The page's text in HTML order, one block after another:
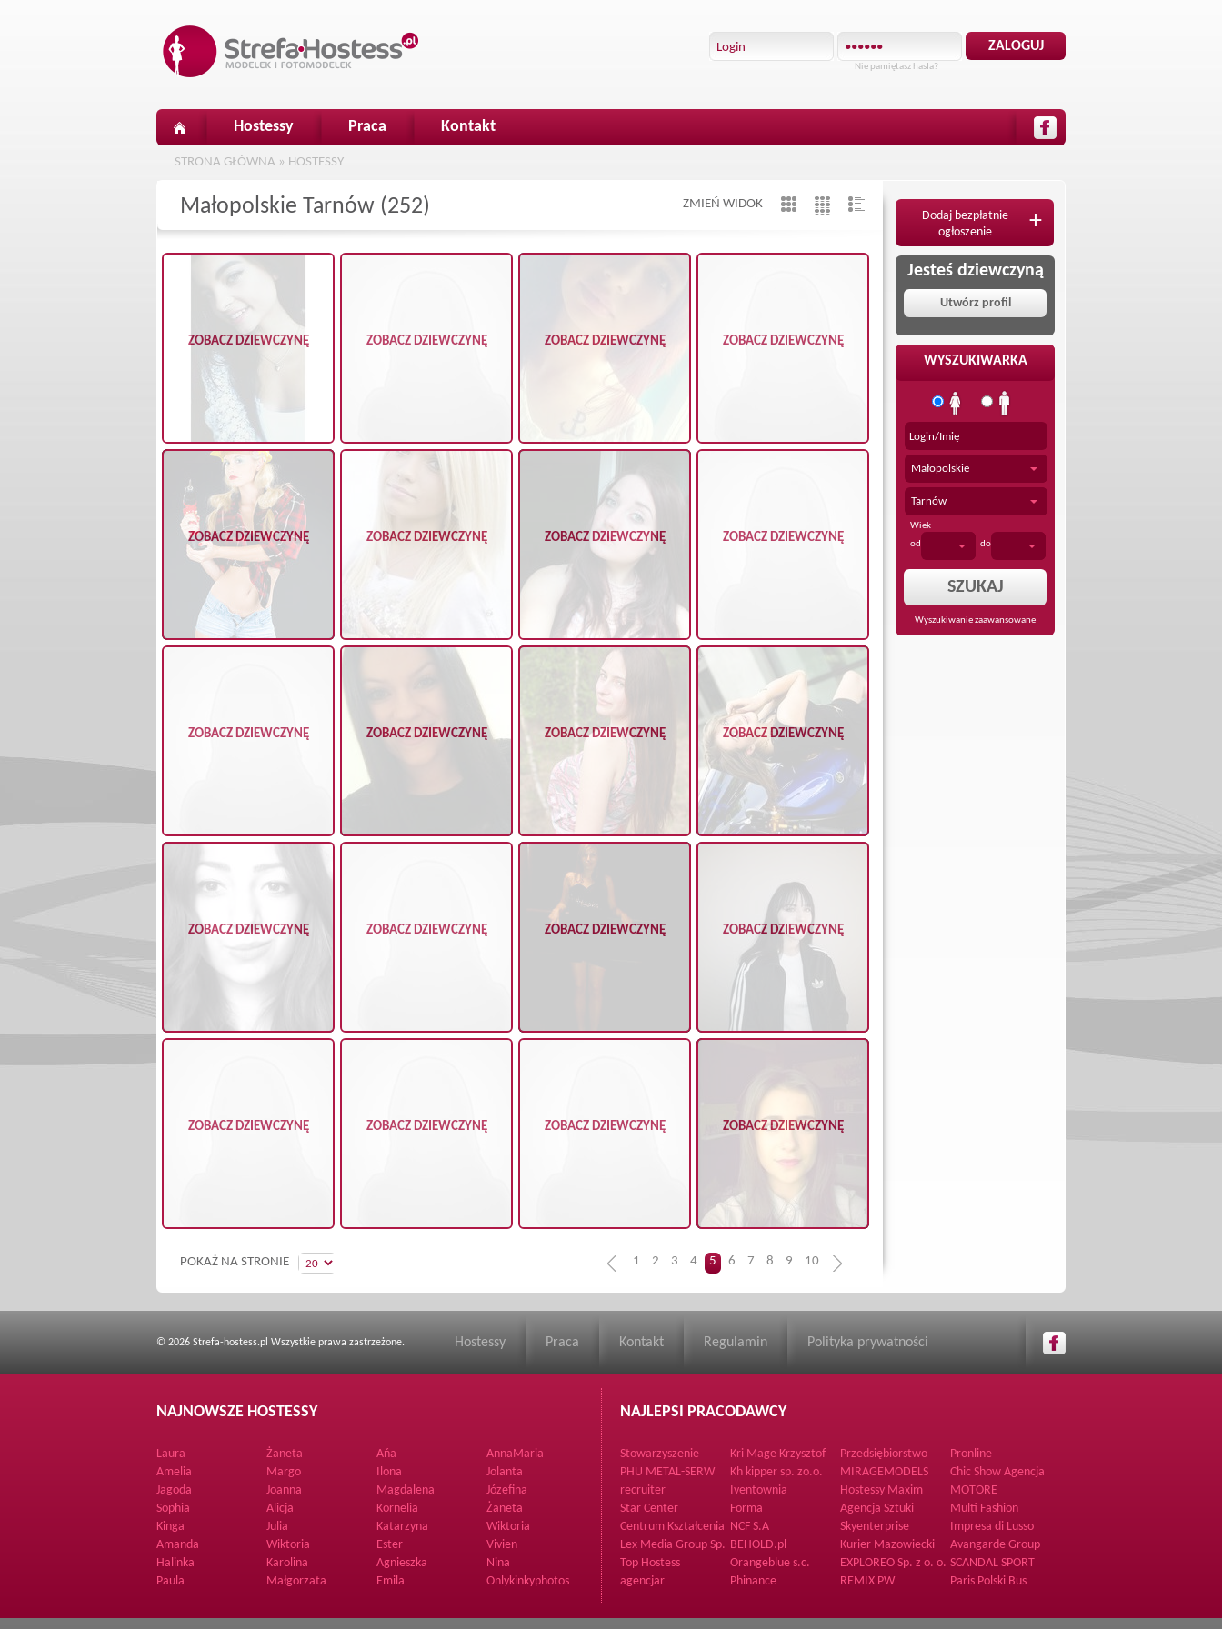
Nie pamiętasz hasła?
Hostessy Praca Kontakt
STRONA GŁÓWNA » HOSTESSY
Małopolskie Tarnów (252) ZMIEŃ WIDOK
ZOBACZ DZIEWCZYNĘ ZOBACZ DZIEWCZYNĘ ZOBACZ DZIEWCZYNĘ ZOBACZ DZIEWCZYNĘ
ZOBACZ DZIEWCZYNĘ ZOBACZ DZIEWCZYNĘ ZOBACZ DZIEWCZYNĘ ZOBACZ DZIEWCZYNĘ
ZOBACZ DZIEWCZYNĘ ZOBACZ DZIEWCZYNĘ ZOBACZ DZIEWCZYNĘ ZOBACZ DZIEWCZYNĘ
ZOBACZ DZIEWCZYNĘ ZOBACZ DZIEWCZYNĘ ZOBACZ DZIEWCZYNĘ ZOBACZ DZIEWCZYNĘ
ZOBACZ DZIEWCZYNĘ ZOBACZ DZIEWCZYNĘ ZOBACZ DZIEWCZYNĘ ZOBACZ DZIEWCZYNĘ
POKAŻ NA STRONIE 1 2 3 4 5 6 7 8 9 10
Dodaj bezpłatnie
ogłoszenie
+
Jesteś dziewczyną
Utwórz profil
WYSZUKIWARKA
Małopolskie
Tarnów
Wiek
od
do
Wyszukiwanie zaawansowane
© 2026 Strefa-hostess.pl Wszystkie prawa zastrzeżone. Hostessy Praca Kontakt Regulamin Polityka prywatności
NAJNOWSZE HOSTESSY
Laura Żaneta Ańa
AnnaMaria
Amelia
Margo Ilona
Jolanta
Jagoda
Joanna Magdalena
Józefina
Sophia
Alicja Kornelia
Żaneta
Kinga
Julia Katarzyna
Wiktoria
Amanda
Wiktoria Ester
Vivien
Halinka
Karolina Agnieszka
Nina
Paula
Małgorzata Emila Onlykinkyphotos
NAJLEPSI PRACODAWCY
Stowarzyszenie
Rozwijamy Talenty
Kri Mage Krzysztof
Zdrzałka
Przedsiębiorstwo
Hutniczo Odlewnicze
Pronline
PHU METAL-SERW
Kh kipper sp. zo.o. MIRAGEMODELS
Chic Show Agencja
hostess i modelek
recruiter
clubs.dancers
agency
Iventownia Hostessy Maxim
MOTORE
Star Center
Forma
Agencja Sztuki
Piękna
Multi Fashion
Centrum Kształcenia
Językowego The
Point
NCF S.A Skyenterprise
Impresa di Lusso
Supporto Sp. z o.o.
Lex Media Group Sp.
z o.o.
BEHOLD.pl Kurier Mazowiecki
Avangarde Group
Top Hostess
Orangeblue s.c. EXPLOREO Sp. z o. o. SCANDAL SPORT
agencjar
Phinance REMIX PW Paris Polski Bus